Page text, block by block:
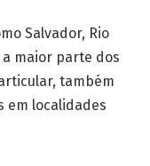
Salvador, Rio
a maior parte dos
também
em localidades